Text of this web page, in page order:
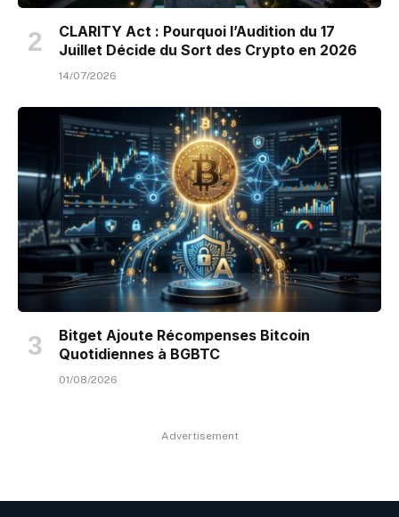
CLARITY Act : Pourquoi l’Audition du 17
Juillet Décide du Sort des Crypto en 2026
14/07/2026
Bitget Ajoute Récompenses Bitcoin
Quotidiennes à BGBTC
01/08/2026
Advertisement